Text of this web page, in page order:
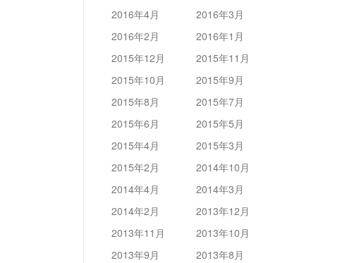
2016年4月
2016年3月
2016年2月
2016年1月
2015年12月
2015年11月
2015年10月
2015年9月
2015年8月
2015年7月
2015年6月
2015年5月
2015年4月
2015年3月
2015年2月
2014年10月
2014年4月
2014年3月
2014年2月
2013年12月
2013年11月
2013年10月
2013年9月
2013年8月